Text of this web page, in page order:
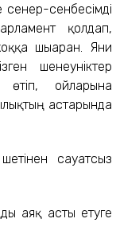
сенер-сенбесімді
қолдап,
шығарған. Яғни
шенеуніктер
ойларына
астарында
сауатсыз
аяқ асты етуге